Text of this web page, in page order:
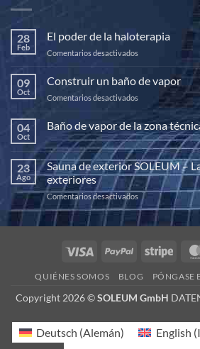
28
Feb
El poder de la haloterapia
Comentarios desactivados
poder
de
la
haloterapia
09
Oct
Construir un baño de vapor
Comentarios desactivados
Construir
baño
de
vapor
04
Oct
Baño de vapor de la zona
No
hay
comentarios
en
Baño
de
vapor
la
zona
23
Ago
Sauna de exterior SOLEUM –
exteriores
Comentarios desactivadosen
Sauna
de
sauna
vapor
exteriores
Visa PayPal Stripe
QUIÉNES SOMOS BLOG PÓNGASE
Copyright 2026 ©SOLEUM GmbH
Deutsch (Alemán) English (